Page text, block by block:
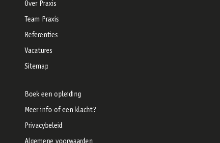
Over Praxis
Team Praxis
Referenties
Vacatures
Sitemap
Boek een opleiding
Meer info of een klacht?
Privacybeleid